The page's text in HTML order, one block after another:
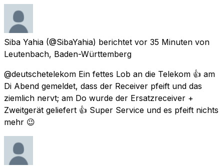
Siba Yahia (@SibaYahia) berichtet vor 35 Minuten von
Leutenbach, Baden-Württemberg
@deutschetelekom Ein fettes Lob an die Telekom 👍 am
Di Abend gemeldet, dass der Receiver pfeift und das
ziemlich nervt; am Do wurde der Ersatzreceiver +
Zweitgerät geliefert 👍 Super Service und es pfeift nichts
mehr 😉